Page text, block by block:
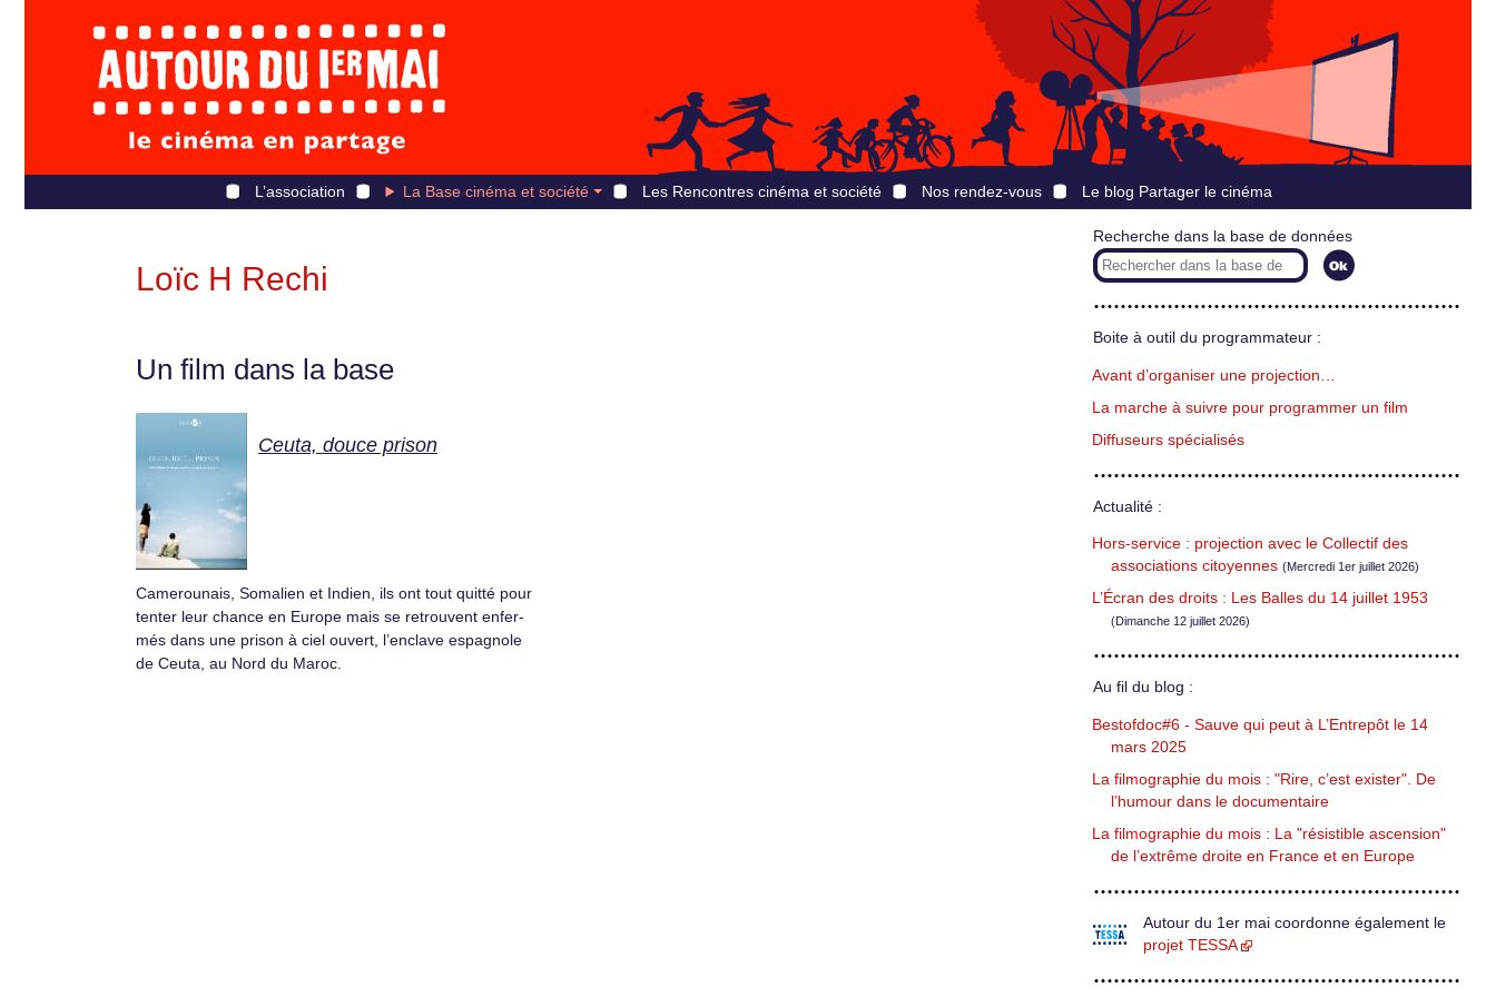
L’association La Base cinéma et société Les Rencontres cinéma et société Nos rendez-vous Le blog Partager le cinéma
Loïc H Rechi
Un film dans la base
Ceuta, douce prison
Camer­ounais, Soma­lien et Indien, ils ont tout quitté pour
ten­ter leur chance en Europe mais se retrou­vent enfer­
més dans une prison à ciel ouvert, l’enclave espag­nole
de Ceuta, au Nord du Maroc.
Recherche dans la base de données
Boite à outil du programmateur :
Avant d’organiser une projection…
La marche à suivre pour programmer un film
Diffuseurs spécialisés
Actualité :
Hors-service : projection avec le Collectif des
associations citoyennes (Mercredi 1er juillet 2026)
L’Écran des droits : Les Balles du 14 juillet 1953
(Dimanche 12 juillet 2026)
Au fil du blog :
Bestofdoc#6 - Sauve qui peut à L’Entrepôt le 14
mars 2025
La filmographie du mois : "Rire, c’est exister". De
l’humour dans le documentaire
La filmographie du mois : La "résistible ascension"
de l’extrême droite en France et en Europe
Autour du 1er mai coordonne également le
projet TESSA